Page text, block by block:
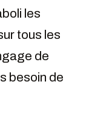
les
tous les
de
besoin de